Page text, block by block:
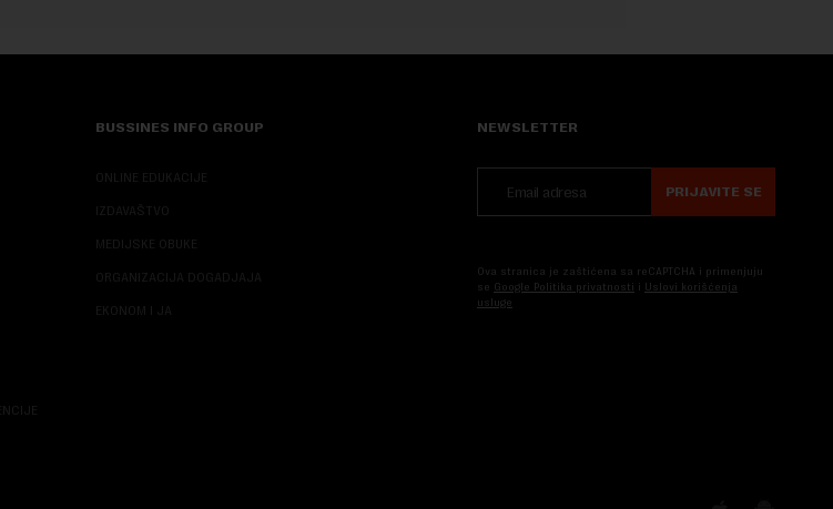
BUSSINES INFO GROUP
ONLINE EDUKACIJE
IZDAVAŠTVO
MEDIJSKE OBUKE
ORGANIZACIJA DOGADJAJA
EKONOM I JA
NEWSLETTER
PRIJAVITE SE
Ova stranica je zaštićena sa reCAPTCHA i primenjuju
se Google Politika privatnosti i Uslovi korišćenja
usluge